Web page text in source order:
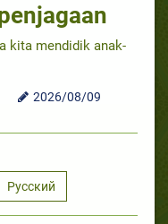
kita mendidik anak-
2026/08/09
Русский